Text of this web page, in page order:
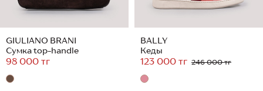
GIULIANO BRANI
Сумка top-handle
98 000 тг
BALLY
Кеды
123 000 тг 246 000 тг